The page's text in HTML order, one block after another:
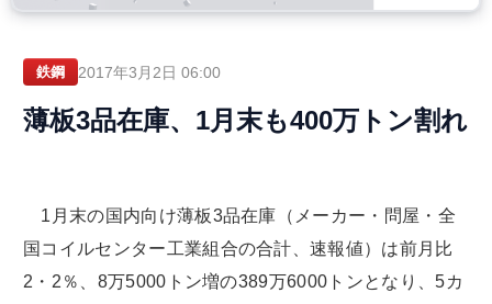
鉄鋼 2017年3月2日 06:00
薄板3品在庫、1月末も400万トン割れ
1月末の国内向け薄板3品在庫（メーカー・問屋・全
国コイルセンター工業組合の合計、速報値）は前月比
2・2％、8万5000トン増の389万6000トンとなり、5カ